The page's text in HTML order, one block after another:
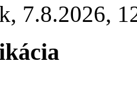
, 7.8.2026,